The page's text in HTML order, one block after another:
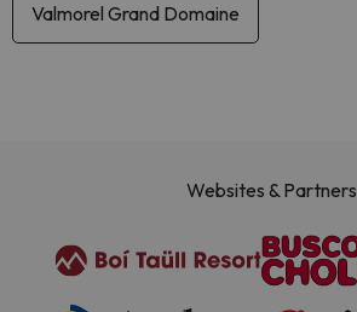
Valmorel Grand Domaine
Websites & Partners